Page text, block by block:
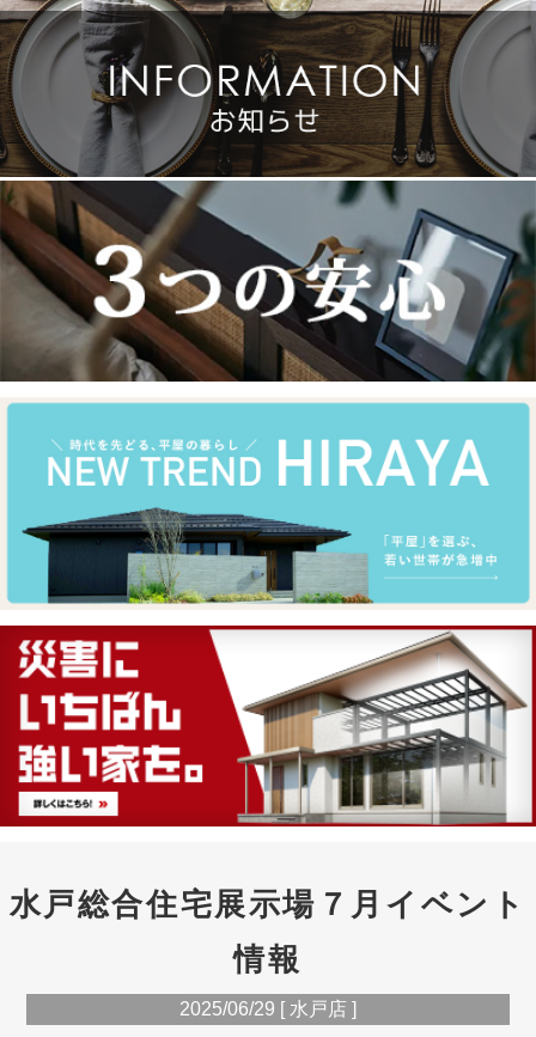
水戸総合住宅展示場７月イベント
情報
2025/06/29 [ 水戸店 ]